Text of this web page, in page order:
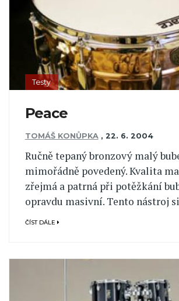
Testy
Peace
TOMÁŠ KONŮPKA , 22. 6. 2004
Ručně tepaný bronzový malý
mimořádně povedený. Kvalita
zřejmá a patrná při potěžkání
opravdu masivní. Tento nástroj
ČÍST DÁLE